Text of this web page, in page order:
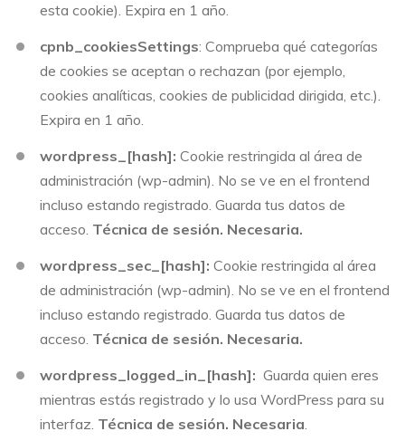
esta cookie). Expira en 1 año.
cpnb_cookiesSettings: Comprueba qué categorías
de cookies se aceptan o rechazan (por ejemplo,
cookies analíticas, cookies de publicidad dirigida, etc.).
Expira en 1 año.
wordpress_[hash]: Cookie restringida al área de
administración (wp-admin). No se ve en el frontend
incluso estando registrado. Guarda tus datos de
acceso. Técnica de sesión. Necesaria.
wordpress_sec_[hash]: Cookie restringida al área
de administración (wp-admin). No se ve en el frontend
incluso estando registrado. Guarda tus datos de
acceso. Técnica de sesión. Necesaria.
wordpress_logged_in_[hash]: Guarda quien eres
mientras estás registrado y lo usa WordPress para su
interfaz. Técnica de sesión. Necesaria.